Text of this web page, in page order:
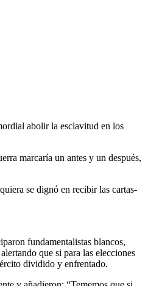
abolir la esclavitud en los
marcaría un antes y un después,
se dignó en recibir las cartas-
fundamentalistas blancos,
que si para las elecciones
dividido y enfrentado.